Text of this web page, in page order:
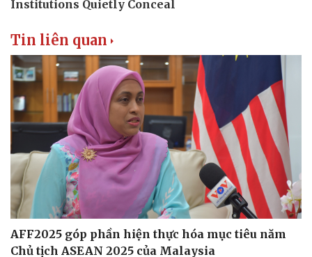
Tin liên quan
AFF2025 góp phần hiện thực hóa mục tiêu năm
Chủ tịch ASEAN 2025 của Malaysia